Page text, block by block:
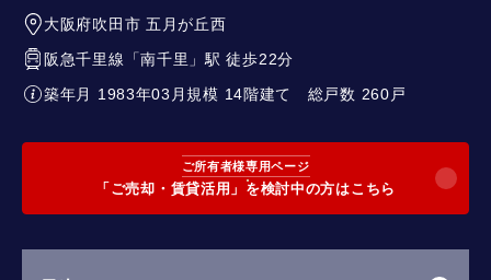
大阪府吹田市 五月が丘西
阪急千里線 「南千里 」駅 徒歩22分
築年月 1983年03月規模 14階建て 総戸数 260戸
ご所有者様専用ページ
「ご売却・賃貸活用」を検討中の方はこちら